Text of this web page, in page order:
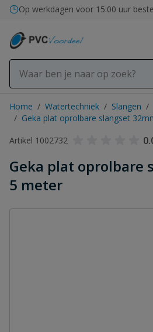
Ga naar de inhoud
Op werkdagen voor 15:00 uur
Home / Watertechniek / Slangen /
/ Geka plat oprolbare slangset
Artikel 1002732
Geka plat oprolbare
5 meter